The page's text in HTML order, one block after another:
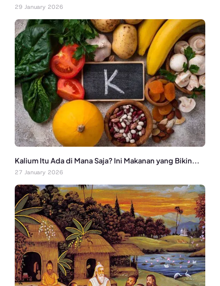
29 January 2026
Kalium Itu Ada di Mana Saja? Ini Makanan yang Bikin...
27 January 2026